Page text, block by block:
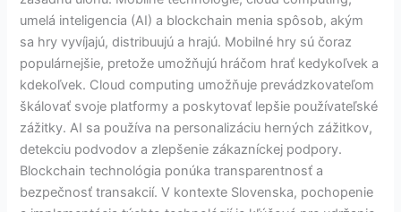
umelá inteligencia (AI) a blockchain menia spôsob, akým
sa hry vyvíjajú, distribuujú a hrajú. Mobilné hry sú čoraz
populárnejšie, pretože umožňujú hráčom hrať kedykoľvek a
kdekoľvek. Cloud computing umožňuje prevádzkovateľom
škálovať svoje platformy a poskytovať lepšie používateľské
zážitky. AI sa používa na personalizáciu herných zážitkov,
detekciu podvodov a zlepšenie zákazníckej podpory.
Blockchain technológia ponúka transparentnosť a
bezpečnosť transakcií. V kontexte Slovenska, pochopenie